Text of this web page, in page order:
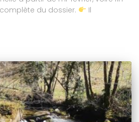
du dossier.
Il